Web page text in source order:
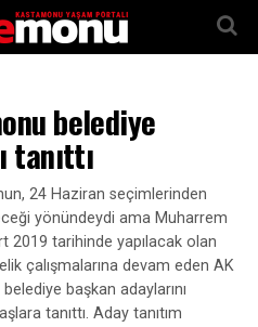
belediye
tanıttı
24 Haziran seçimlerinden
yönündeydi ama Muharrem
2019 tarihinde yapılacak olan
çalışmalarına devam eden AK
başkan adaylarını
tanıttı. Aday tanıtım